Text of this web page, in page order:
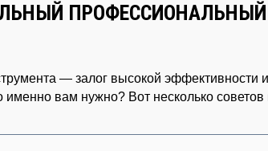
— залог высокой эффективности
именно вам нужно? Вот несколько советов